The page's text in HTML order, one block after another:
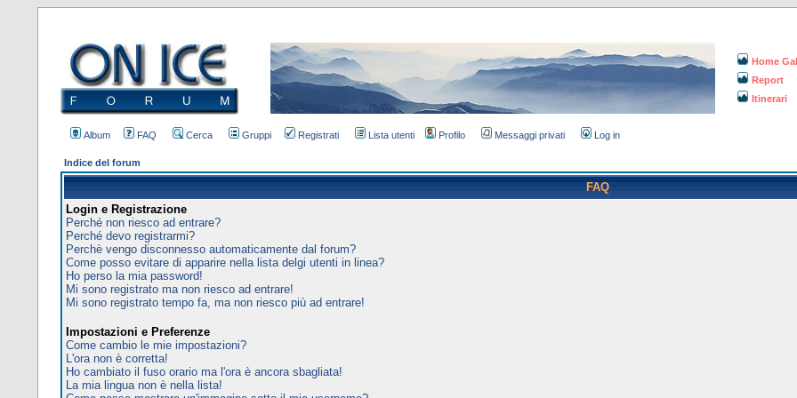
Home
Report
Itinerari
Album FAQ Cerca Gruppi Registrati Lista utenti Profilo Messaggi privati Log in
Indice del forum
FAQ
Login e Registrazione
Perché non riesco ad entrare?
Perché devo registrarmi?
Perchè vengo disconnesso automaticamente dal forum?
Come posso evitare di apparire nella lista delgi utenti in linea?
Ho perso la mia password!
Mi sono registrato ma non riesco ad entrare!
Mi sono registrato tempo fa, ma non riesco più ad entrare!
Impostazioni e Preferenze
Come cambio le mie impostazioni?
L'ora non è corretta!
Ho cambiato il fuso orario ma l'ora è ancora sbagliata!
La mia lingua non è nella lista!